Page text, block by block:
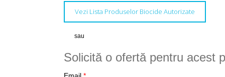
Vezi Lista Produselor Biocide Autorizate
sau
Solicită o ofertă pentru acest